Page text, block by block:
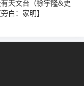
天文台（徐宇隆&史
白：家明】